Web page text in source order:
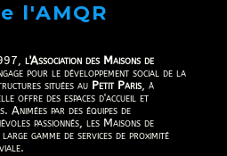
l'AMQR
l'Association des Maisons de
pour le développement social de la
situées au Petit Paris, à
offre des espaces d'accueil et
Animées par des équipes de
passionnés, les Maisons de
gamme de services de proximité